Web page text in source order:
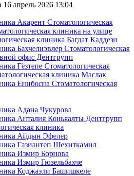
апрель 2026 13:04
Акарент Стоматологическая
клиника на улице
клиника Багдат Каддези
Бахчелиэвлер Стоматологическая
офис Дентгрупп
Гёзтепе Стоматологическая
клиника Маслак
Енибосна Стоматологическая
Адана Чукурова
Анталия Коньяалты Дентгрупп
клиника
Айдын Эфелер
Газиантеп Шехиткамил
Измир Борнова
Измир Гюзельбахче
Коджаэли Башишкеле